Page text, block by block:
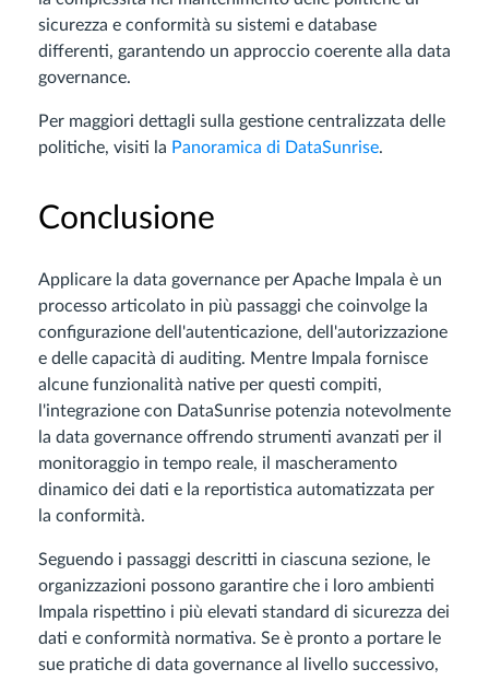
sicurezza e conformità su sistemi e database
differenti, garantendo un approccio coerente alla data
governance.
Per maggiori dettagli sulla gestione centralizzata delle
politiche, visiti la Panoramica di DataSunrise.
Conclusione
Applicare la data governance per Apache Impala è un
processo articolato in più passaggi che coinvolge la
configurazione dell'autenticazione, dell'autorizzazione
e delle capacità di auditing. Mentre Impala fornisce
alcune funzionalità native per questi compiti,
l'integrazione con DataSunrise potenzia notevolmente
la data governance offrendo strumenti avanzati per il
monitoraggio in tempo reale, il mascheramento
dinamico dei dati e la reportistica automatizzata per
la conformità.
Seguendo i passaggi descritti in ciascuna sezione, le
organizzazioni possono garantire che i loro ambienti
Impala rispettino i più elevati standard di sicurezza dei
dati e conformità normativa. Se è pronto a portare le
sue pratiche di data governance al livello successivo,